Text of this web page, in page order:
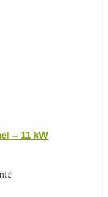
– 11 kW